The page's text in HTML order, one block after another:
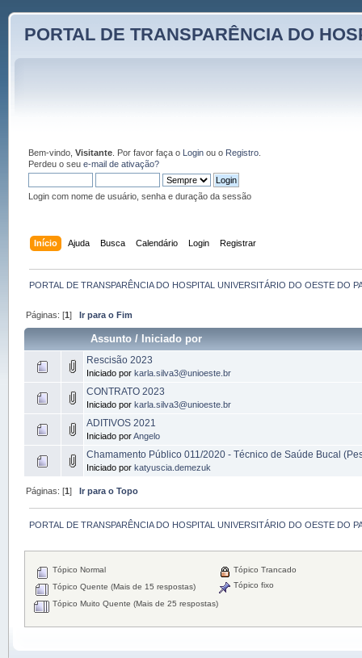
PORTAL DE TRANSPARÊNCIA DO
Bem-vindo, Visitante. Por favor faça o Loginou o Registro.
Perdeu o seu e-mail de ativação?
Login com nome de usuário, senha e duração da sessão
Início Ajuda Busca Calendário Login Registrar
PORTAL DE TRANSPARÊNCIA DO HOSPITAL UNIVERSITÁRIO DO OESTE DO
Páginas: [1]Ir para o Fim
Assunto/ Iniciado por
Rescisão 2023
Iniciado por karla.silva3@unioeste.br
CONTRATO 2023
Iniciado por karla.silva3@unioeste.br
ADITIVOS 2021
Iniciado porAngelo
Chamamento Público 011/2020 - Técnico de Saúde Bucal
Iniciado por katyuscia.demezuk
Páginas: [1]Ir para o Topo
PORTAL DE TRANSPARÊNCIA DO HOSPITAL UNIVERSITÁRIO DO OESTE DO
Tópico Normal
Tópico Quente (Mais de 15 respostas)
Tópico Muito Quente (Mais de 25 respostas)
Tópico Trancado
Tópico fixo